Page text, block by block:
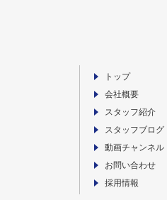
トップ
会社概要
スタッフ紹介
スタッフブログ
動画チャンネル
お問い合わせ
採用情報